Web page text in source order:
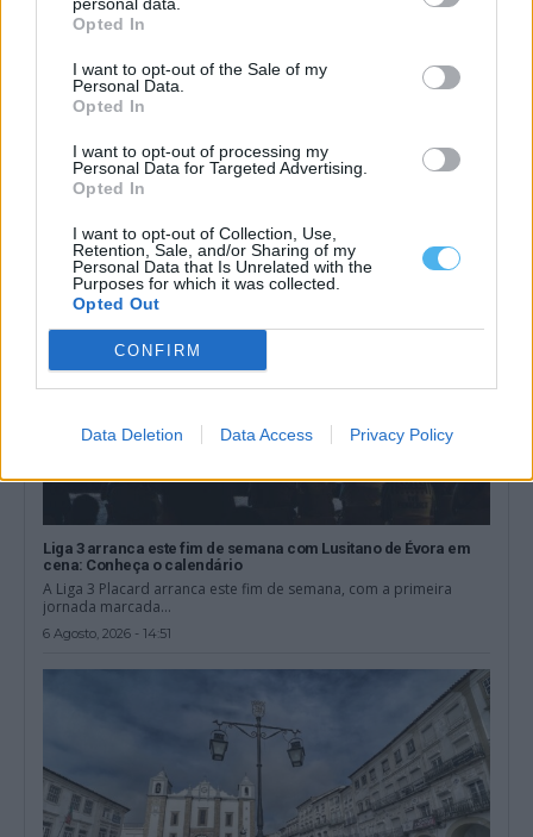
Opted In
I want to opt-out of the Sale of my
Personal Data.
Opted In
I want to opt-out of processing my
Personal Data for Targeted Advertising.
Opted In
I want to opt-out of Collection, Use,
Retention, Sale, and/or Sharing of my
Personal Data that Is Unrelated with the
Purposes for which it was collected.
Opted Out
CONFIRM
Data Deletion Data Access Privacy Policy
Évora vai receber o Summit GO4TRAVEL 2026 entre os dias 13 e
15 de...
6 Agosto, 2026 - 15:28
Liga 3 arranca este fim de semana com Lusitano de Évora em
cena: Conheça o calendário
A Liga 3 Placard arranca este fim de semana, com a primeira
jornada marcada...
6 Agosto, 2026 - 14:51